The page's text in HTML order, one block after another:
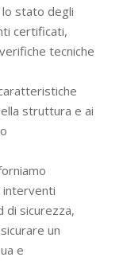
stato degli
certificati,
tecniche
struttura e ai
interventi
di sicurezza,
un
e